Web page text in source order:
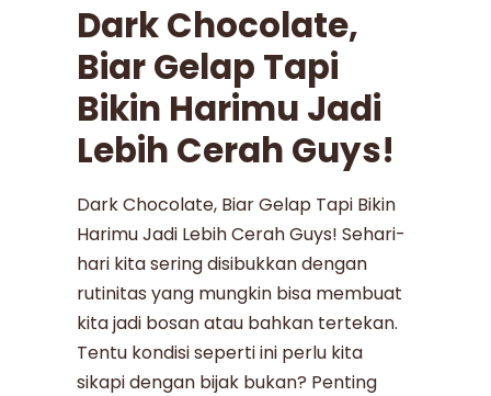
Dark Chocolate,
Biar Gelap Tapi
Bikin Harimu Jadi
Lebih Cerah Guys!
Dark Chocolate, Biar Gelap Tapi Bikin
Harimu Jadi Lebih Cerah Guys! Sehari-
hari kita sering disibukkan dengan
rutinitas yang mungkin bisa membuat
kita jadi bosan atau bahkan tertekan.
Tentu kondisi seperti ini perlu kita
sikapi dengan bijak bukan? Penting